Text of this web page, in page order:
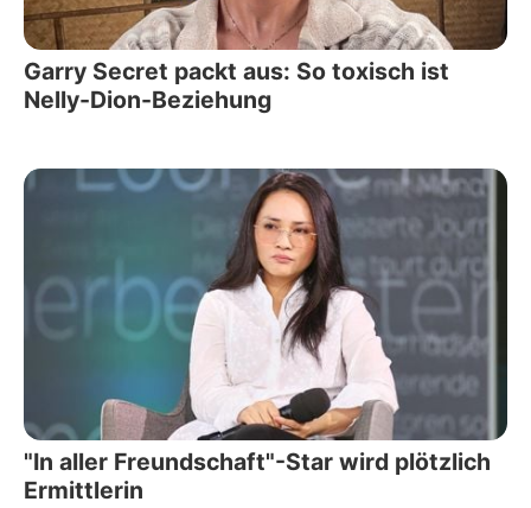
Garry Secret packt aus: So toxisch ist
Nelly-Dion-Beziehung
"In aller Freundschaft"-Star wird plötzlich
Ermittlerin